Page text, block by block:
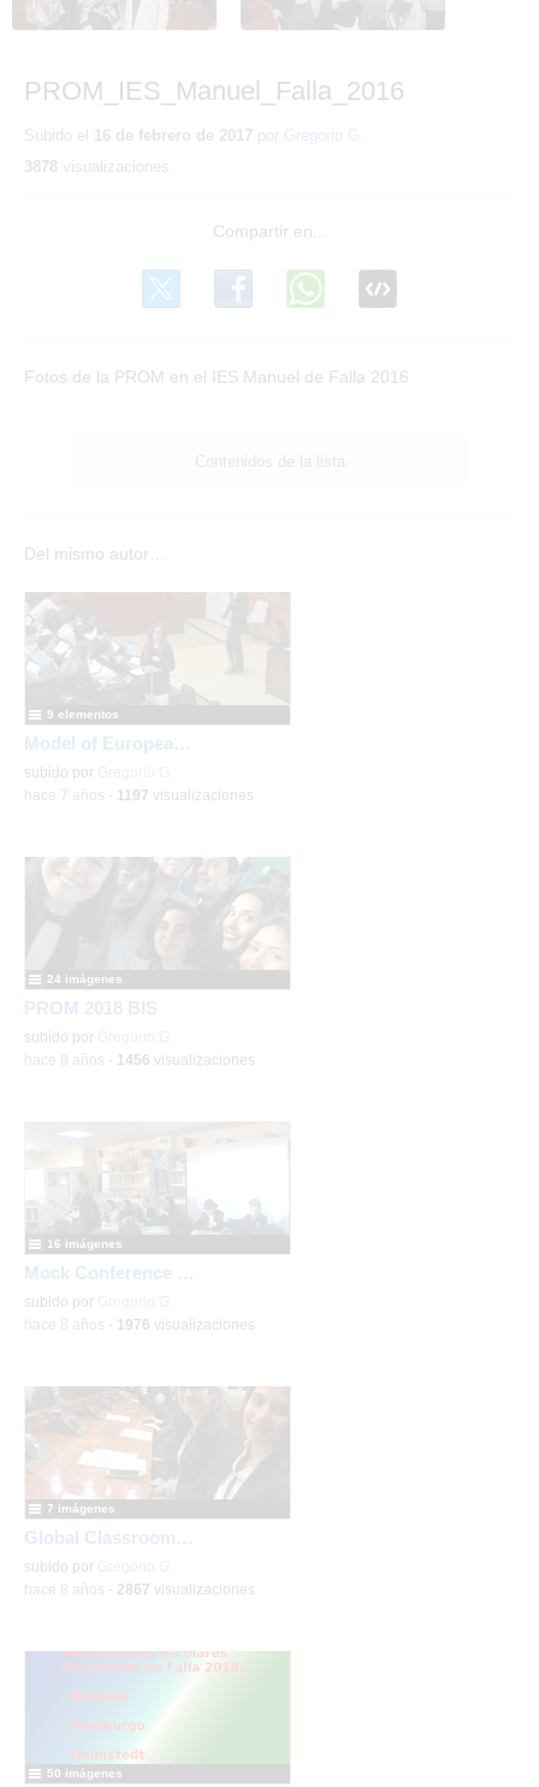
PROM_IES_Manuel_Falla_2016
Subido el 16 de febrero de 2017 por Gregorio G.
3878 visualizaciones
Fotos de la PROM en el IES Manuel de Falla 2016
Contenidos de la lista
Del mismo autor…
Model of European Union - Ambassadors Schools
subido por
9 elementos
hace 7 años - 1197 visualizaciones
PROM 2018 BIS
subido por
24 imágenes
hace 8 años - 1456 visualizaciones
Mock Conference 2017
subido por
16 imágenes
hace 8 años - 1976 visualizaciones
Global Classrooms 2018
subido por
7 imágenes
hace 8 años - 2867 visualizaciones
50 imágenes
2/30
Detalles